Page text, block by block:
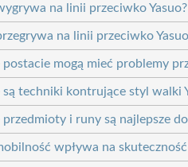
na linii przeciwko Yasuo?
na linii przeciwko
postacie mogą mieć problemy
są techniki kontrujące styl walki
przedmioty i runy są najlepsze
wpływa na